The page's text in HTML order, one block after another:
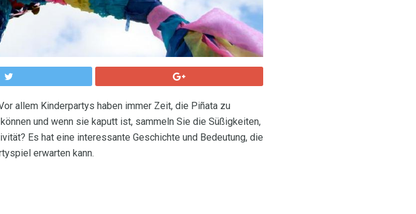
allem Kinderpartys haben immer Zeit, die Piñata zu
und wenn sie kaputt ist, sammeln Sie die Süßigkeiten,
Es hat eine interessante Geschichte und Bedeutung, die
erwarten kann.